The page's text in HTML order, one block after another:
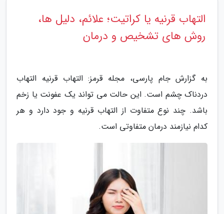
التهاب قرنیه یا کراتیت؛ علائم، دلیل ها،
روش های تشخیص و درمان
به گزارش جام پارسی، مجله قرمز: التهاب قرنیه التهاب
دردناک چشم است. این حالت می تواند یک عفونت یا زخم
باشد. چند نوع متفاوت از التهاب قرنیه و جود دارد و هر
کدام نیازمند درمان متفاوتی است.